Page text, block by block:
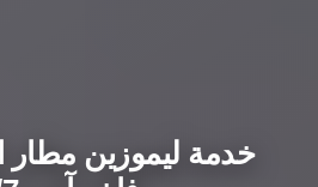
خدمة ليموزين مطار